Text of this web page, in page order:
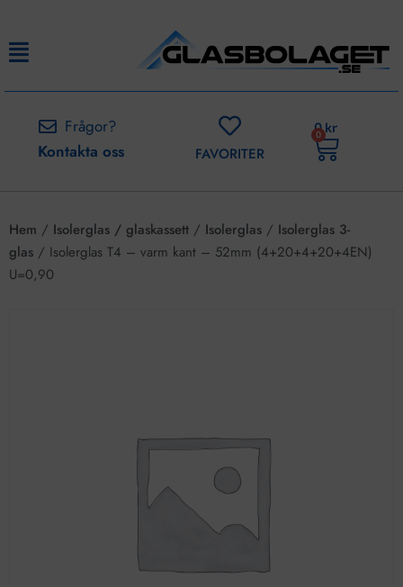
Frågor?
Kontakta oss
FAVORITER
0kr
0
Hem / Isolerglas / glaskassett / Isolerglas / Isolerglas 3-
glas / Isolerglas T4 – varm kant – 52mm (4+20+4+20+4EN)
U=0,90